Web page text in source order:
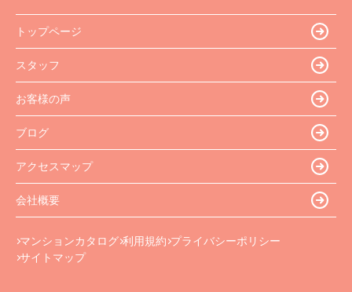
トップページ
スタッフ
お客様の声
ブログ
アクセスマップ
会社概要
マンションカタログ 利用規約 プライバシーポリシー
サイトマップ